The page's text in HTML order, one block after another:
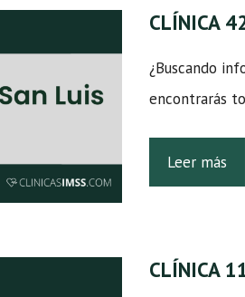
CLÍNICA
¿Buscando
encontrarás
Leer más
CLÍNICA